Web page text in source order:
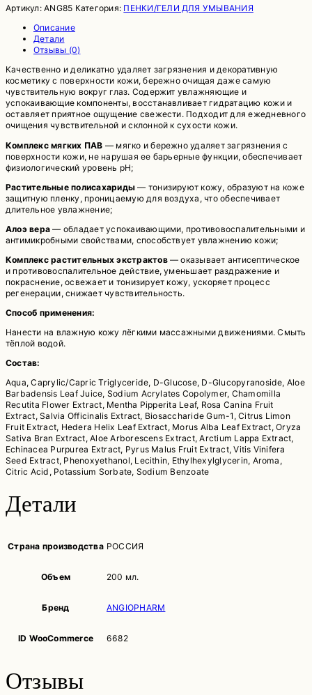
Артикул:ANG85 Категория: ПЕНКИ/ГЕЛИ ДЛЯ УМЫВАНИЯ
Описание
Детали
Отзывы (0)
Качественно и деликатно удаляет загрязнения и декоративную
косметику с поверхности кожи, бережно очищая даже самую
чувствительную вокруг глаз. Содержит увлажняющие и
успокаивающие компоненты, восстанавливает гидратацию кожи и
оставляет приятное ощущение свежести. Подходит для ежедневного
очищения чувствительной и склонной к сухости кожи.
Комплекс мягких ПАВ — мягко и бережно удаляет загрязнения с
поверхности кожи, не нарушая ее барьерные функции, обеспечивает
физиологический уровень pН;
Растительные полисахариды — тонизируют кожу, образуют на коже
защитную пленку, проницаемую для воздуха, что обеспечивает
длительное увлажнение;
Алоэ вера— обладает успокаивающими, противовоспалительными и
антимикробными свойствами, способствует увлажнению кожи;
Комплекс растительных экстрактов — оказывает антисептическое
и противовоспалительное действие, уменьшает раздражение и
покраснение, освежает и тонизирует кожу, ускоряет процесс
регенерации, снижает чувствительность.
Способ применения:
Нанести на влажную кожу лёгкими массажными движениями. Смыть
тёплой водой.
Состав:
Aqua, Caprylic/Capric Triglyceride, D-Glucose, D-Glucopyranoside, Aloe
Barbadensis Leaf Juice, Sodium Acrylates Copolymer, Chamomilla
Recutita Flower Extract, Mentha Pipperita Leaf, Rosa Canina Fruit
Extract, Salvia Officinalis Extract, Biosaccharide Gum-1, Citrus Limon
Fruit Extract, Hedera Helix Leaf Extract, Morus Alba Leaf Extract, Oryza
Sativa Bran Extract, Aloe Arborescens Extract, Arctium Lappa Extract,
Echinacea Purpurea Extract, Pyrus Malus Fruit Extract, Vitis Vinifera
Seed Extract, Phenoxyethanol, Lecithin, Ethylhexylglycerin, Aroma,
Citric Acid, Potassium Sorbate, Sodium Benzoate
Детали
Страна производства РОССИЯ
Объем 200 мл.
Бренд ANGIOPHARM
ID WooCommerce 6682
Отзывы